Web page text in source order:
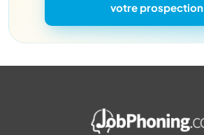
votre prospection